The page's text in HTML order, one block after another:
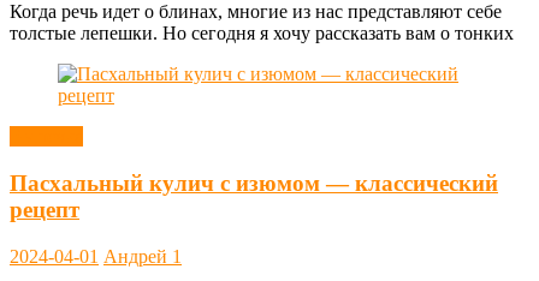
Когда речь идет о блинах, многие из нас представляют себе
толстые лепешки. Но сегодня я хочу рассказать вам о тонких
Пасхальный кулич с изюмом — классический
рецепт
2024-04-01 Андрей 1